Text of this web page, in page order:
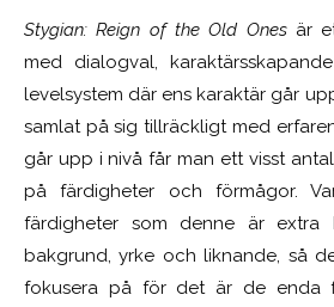
Stygian: Reign of the Old Onesär
med dialogval,
levelsystem där ens karaktär går
samlat på sig tillräckligt med
går upp i nivå får man ett visst
på färdigheter och förmågor.
färdigheter som denne är
bakgrund, yrke och liknande, så
fokusera på för det är de enda